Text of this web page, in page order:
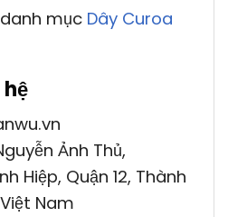
mục Dây Curoa
Ảnh Thủ,
Hiệp, Quận 12, Thành
Nam